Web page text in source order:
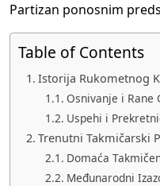
Partizan ponosnim
Table of Contents
Istorija Rukometnog
Osnivanje i Rane
Uspehi i
Trenutni Takmičarski
Domaća
Međunarodni